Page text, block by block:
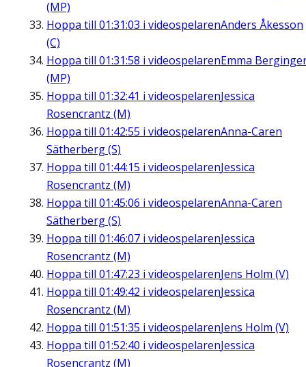
(MP)
Hoppa till 01:31:03 i videospelarenAnders Åkesson
(C)
Hoppa till 01:31:58 i videospelarenEmma
(MP)
Hoppa till 01:32:41 i videospelarenJessica
Rosencrantz (M)
Hoppa till 01:42:55 i videospelarenAnna-Caren
Sätherberg (S)
Hoppa till 01:44:15 i videospelarenJessica
Rosencrantz (M)
Hoppa till 01:45:06 i videospelarenAnna-Caren
Sätherberg (S)
Hoppa till 01:46:07 i videospelarenJessica
Rosencrantz (M)
Hoppa till 01:47:23 i videospelarenJens Holm (V)
Hoppa till 01:49:42 i videospelarenJessica
Rosencrantz (M)
Hoppa till 01:51:35 i videospelarenJens Holm (V)
Hoppa till 01:52:40 i videospelarenJessica
Rosencrantz (M)